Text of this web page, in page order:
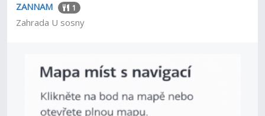
ZANNAM 1
Zahrada U sosny